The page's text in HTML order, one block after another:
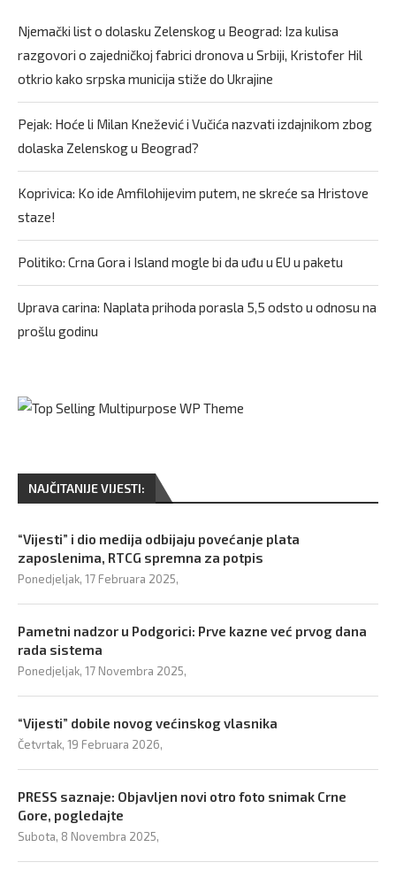
Njemački list o dolasku Zelenskog u Beograd: Iza kulisa
razgovori o zajedničkoj fabrici dronova u Srbiji, Kristofer Hil
otkrio kako srpska municija stiže do Ukrajine
Pejak: Hoće li Milan Knežević i Vučića nazvati izdajnikom zbog
dolaska Zelenskog u Beograd?
Koprivica: Ko ide Amfilohijevim putem, ne skreće sa Hristove
staze!
Politiko: Crna Gora i Island mogle bi da uđu u EU u paketu
Uprava carina: Naplata prihoda porasla 5,5 odsto u odnosu na
prošlu godinu
NAJČITANIJE VIJESTI:
“Vijesti” i dio medija odbijaju povećanje plata
zaposlenima, RTCG spremna za potpis
Ponedjeljak, 17 Februara 2025,
Pametni nadzor u Podgorici: Prve kazne već prvog dana
rada sistema
Ponedjeljak, 17 Novembra 2025,
“Vijesti” dobile novog većinskog vlasnika
Četvrtak, 19 Februara 2026,
PRESS saznaje: Objavljen novi otro foto snimak Crne
Gore, pogledajte
Subota, 8 Novembra 2025,